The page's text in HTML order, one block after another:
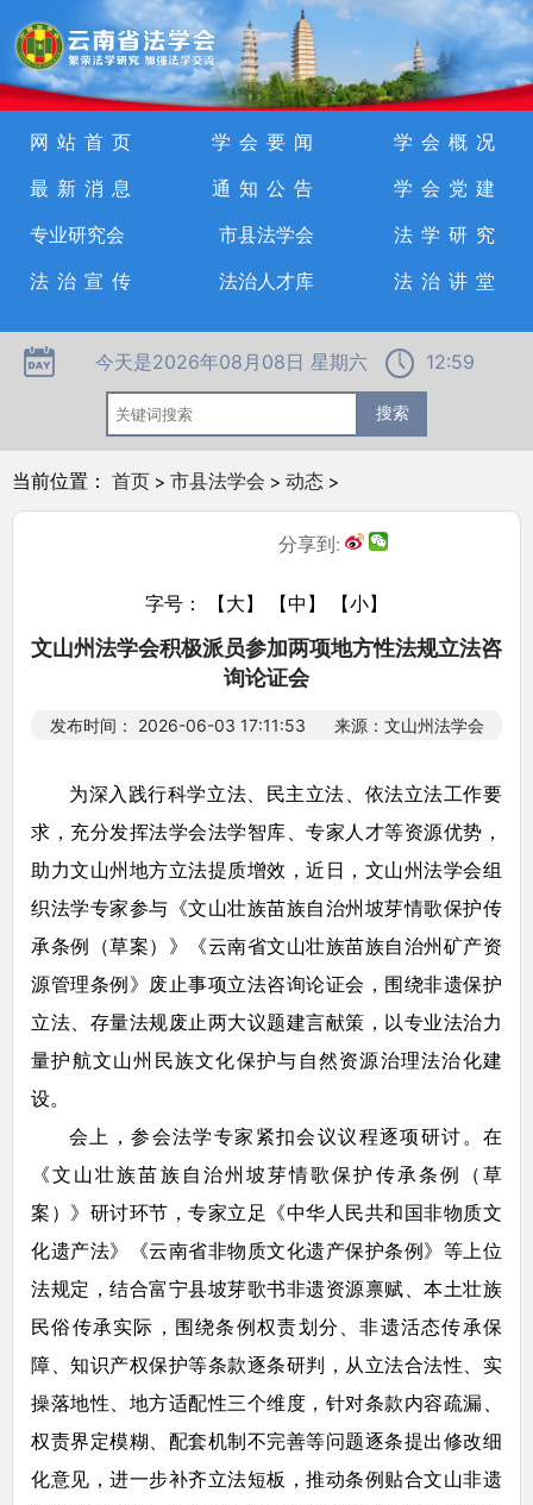
网站首页 学会要闻 学会概况
最新消息 通知公告 学会党建
专业研究会 市县法学会 法学研究
法治宣传 法治人才库 法治讲堂
今天是2026年08月08日 星期六 12:59
当前位置： 首页 > 市县法学会 > 动态 >
分享到:
字号： 【大】 【中】 【小】
文山州法学会积极派员参加两项地方性法规立法咨
询论证会
发布时间： 2026-06-03 17:11:53 来源：文山州法学会
为深入践行科学立法、民主立法、依法立法工作要
求，充分发挥法学会法学智库、专家人才等资源优势，
助力文山州地方立法提质增效，近日，文山州法学会组
织法学专家参与《文山壮族苗族自治州坡芽情歌保护传
承条例（草案）》《云南省文山壮族苗族自治州矿产资
源管理条例》废止事项立法咨询论证会，围绕非遗保护
立法、存量法规废止两大议题建言献策，以专业法治力
量护航文山州民族文化保护与自然资源治理法治化建
设。
会上，参会法学专家紧扣会议议程逐项研讨。在
《文山壮族苗族自治州坡芽情歌保护传承条例（草
案）》研讨环节，专家立足《中华人民共和国非物质文
化遗产法》《云南省非物质文化遗产保护条例》等上位
法规定，结合富宁县坡芽歌书非遗资源禀赋、本土壮族
民俗传承实际，围绕条例权责划分、非遗活态传承保
障、知识产权保护等条款逐条研判，从立法合法性、实
操落地性、地方适配性三个维度，针对条款内容疏漏、
权责界定模糊、配套机制不完善等问题逐条提出修改细
化意见，进一步补齐立法短板，推动条例贴合文山非遗